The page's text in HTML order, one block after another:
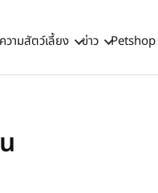
วามสัตว์เลี้ยง ข่าว Petshop